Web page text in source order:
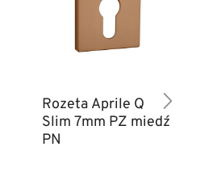
Rozeta Aprile Q
Slim 7mm PZ miedź
PN